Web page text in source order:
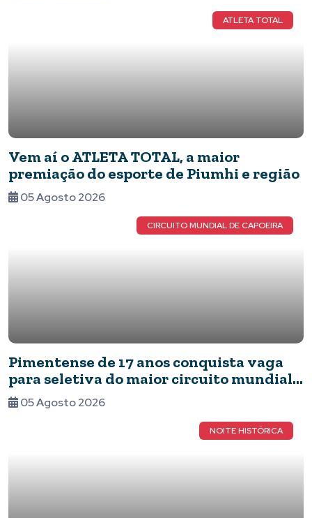
ATLETA TOTAL
Vem aí o ATLETA TOTAL, a maior
premiação do esporte de Piumhi e região
05 Agosto 2026
CIRCUITO MUNDIAL DE CAPOEIRA
Pimentense de 17 anos conquista vaga
para seletiva do maior circuito mundial
de capoeira após brilhar em competição
nacional
05 Agosto 2026
NOITE HISTÓRICA